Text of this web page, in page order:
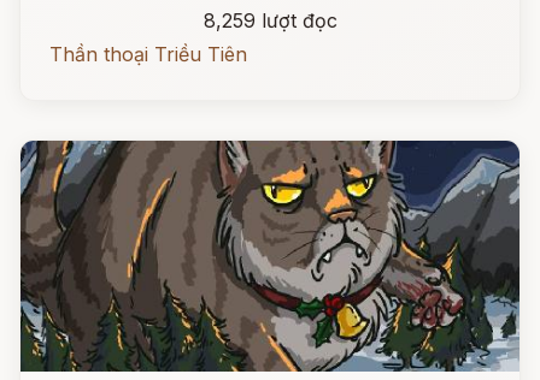
8,259 lượt đọc
Thần thoại Triều Tiên